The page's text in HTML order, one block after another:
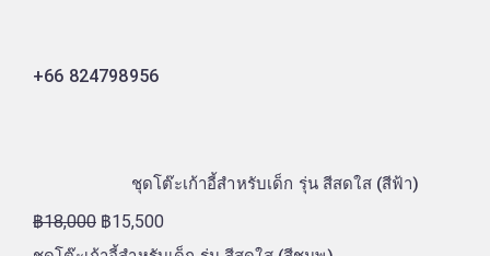
+66 824798956
ชุดโต๊ะเก้าอี้สำหรับเด็ก รุ่น สีสดใส (สีฟ้า)
฿18,000 ฿15,500